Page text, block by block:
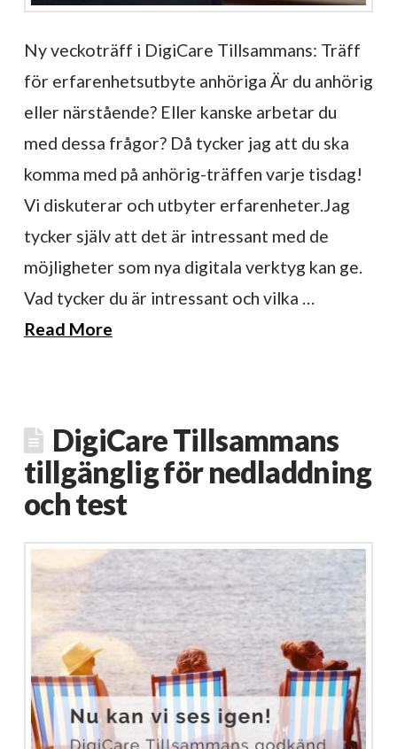
Ny veckoträff i DigiCare Tillsammans: Träff
för erfarenhetsutbyte anhöriga Är du anhörig
eller närstående? Eller kanske arbetar du
med dessa frågor? Då tycker jag att du ska
komma med på anhörig-träffen varje tisdag!
Vi diskuterar och utbyter erfarenheter.Jag
tycker själv att det är intressant med de
möjligheter som nya digitala verktyg kan ge.
Vad tycker du är intressant och vilka …
Read More
DigiCare Tillsammans
tillgänglig för nedladdning
och test